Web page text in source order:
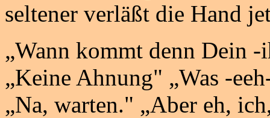
seltener verläßt die Hand
„Wann kommt denn Dein
„Keine Ahnung" „Was -
„Na, warten." „Aber eh,